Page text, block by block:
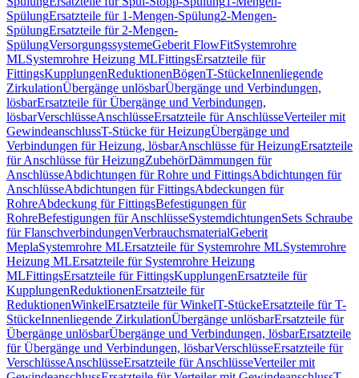
SpülungErsatzteile für 1-Mengen-Spülung2-Mengen-
SpülungErsatzteile für 2-Mengen-
SpülungVersorgungssystemeGeberit FlowFitSystemrohre
MLSystemrohre Heizung MLFittingsErsatzteile für
FittingsKupplungenReduktionenBögenT-StückeInnenliegende
ZirkulationÜbergänge unlösbarÜbergänge und Verbindungen,
lösbarErsatzteile für Übergänge und Verbindungen,
lösbarVerschlüsseAnschlüsseErsatzteile für AnschlüsseVerteiler mit
GewindeanschlussT-Stücke für HeizungÜbergänge und
Verbindungen für Heizung, lösbarAnschlüsse für HeizungErsatzteile
für Anschlüsse für HeizungZubehörDämmungen für
AnschlüsseAbdichtungen für Rohre und FittingsAbdichtungen für
AnschlüsseAbdichtungen für FittingsAbdeckungen für
RohreAbdeckung für FittingsBefestigungen für
RohreBefestigungen für AnschlüsseSystemdichtungenSets Schraube
für FlanschverbindungenVerbrauchsmaterialGeberit
MeplaSystemrohre MLErsatzteile für Systemrohre MLSystemrohre
Heizung MLErsatzteile für Systemrohre Heizung
MLFittingsErsatzteile für FittingsKupplungenErsatzteile für
KupplungenReduktionenErsatzteile für
ReduktionenWinkelErsatzteile für WinkelT-StückeErsatzteile für T-
StückeInnenliegende ZirkulationÜbergänge unlösbarErsatzteile für
Übergänge unlösbarÜbergänge und Verbindungen, lösbarErsatzteile
für Übergänge und Verbindungen, lösbarVerschlüsseErsatzteile für
VerschlüsseAnschlüsseErsatzteile für AnschlüsseVerteiler mit